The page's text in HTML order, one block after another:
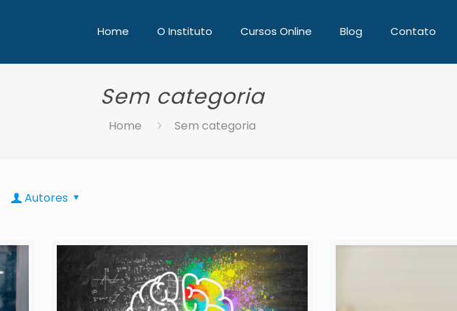
Home O Instituto Cursos Online Blog Contato
Sem categoria
Home Sem categoria
Autores